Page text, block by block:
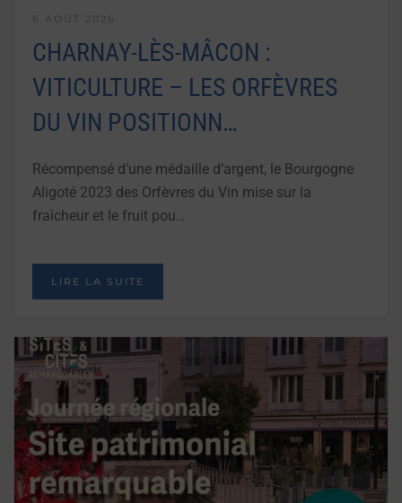
CHARNAY-LÈS-MÂCON :
VITICULTURE – LES ORFÈVRES
DU VIN POSITIONN…
Récompensé d’une médaille d’argent, le Bourgogne
Aligoté 2023 des Orfèvres du Vin mise sur la
fraîcheur et le fruit pou…
LIRE LA SUITE